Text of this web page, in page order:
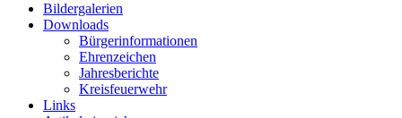
Bildergalerien
Downloads
Bürgerinformationen
Ehrenzeichen
Jahresberichte
Kreisfeuerwehr
Links